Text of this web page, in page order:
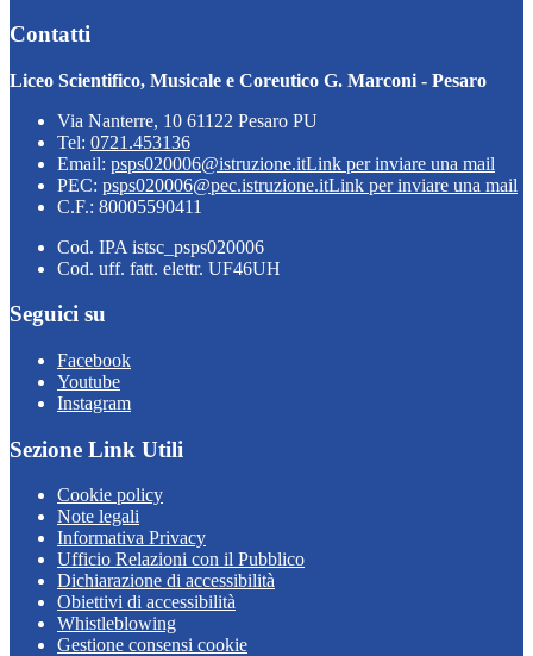
Contatti
Liceo Scientifico, Musicale e Coreutico G. Marconi - Pesaro
Via Nanterre, 10 61122 Pesaro PU
Tel: 0721.453136
Email: psps020006@istruzione.itLink per inviare una mail
PEC: psps020006@pec.istruzione.itLink per inviare una mail
C.F.: 80005590411
Cod. IPA istsc_psps020006
Cod. uff. fatt. elettr. UF46UH
Seguici su
Facebook
Youtube
Instagram
Sezione Link Utili
Cookie policy
Note legali
Informativa Privacy
Ufficio Relazioni con il Pubblico
Dichiarazione di accessibilità
Obiettivi di accessibilità
Whistleblowing
Gestione consensi cookie